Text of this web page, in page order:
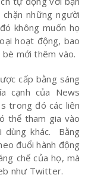
những người
không muốn họ
hoạt động, bao
mới thêm vào.
cấp bằng sáng
cạnh của News
trong đó các liên
thể tham gia vào
khác. Bằng
đuổi hành động
chế của họ, mà
như Twitter.